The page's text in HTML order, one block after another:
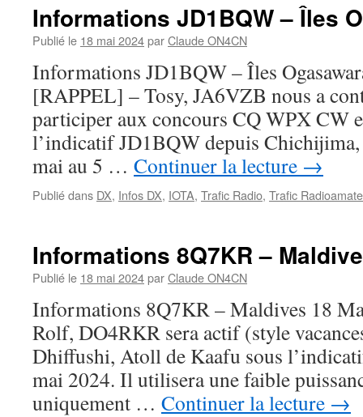
Informations JD1BQW – Îles
Publié le 18 mai 2024parClaude ON4CN
Informations JD1BQW – Îles
[RAPPEL] – Tosy, JA6VZB nous a
participer aux concours CQ WPX CW
l’indicatif JD1BQW depuis Chichijima,
mai au 5 … Continuer la lecture →
Publié dans DX, Infos DX, IOTA, Trafic Radio, Trafic
Informations 8Q7KR –
Publié le 18 mai 2024parClaude ON4CN
Informations 8Q7KR – Maldives 18
Rolf, DO4RKR sera actif (style
Dhiffushi, Atoll de Kaafu sous
mai 2024. Il utilisera une faible
uniquement … Continuer la lecture →